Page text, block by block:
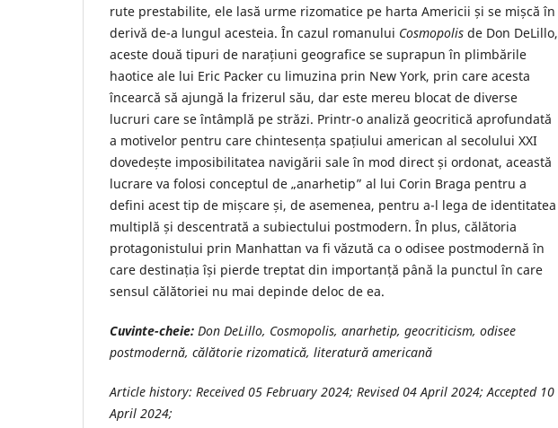
rute prestabilite, ele lasă urme rizomatice pe harta Americii și se mișcă în
derivă de-a lungul acesteia. În cazul romanului Cosmopolis de Don DeLillo,
aceste două tipuri de narațiuni geografice se suprapun în plimbările
haotice ale lui Eric Packer cu limuzina prin New York, prin care acesta
încearcă să ajungă la frizerul său, dar este mereu blocat de diverse
lucruri care se întâmplă pe străzi. Printr-o analiză geocritică aprofundată
a motivelor pentru care chintesența spațiului american al secolului XXI
dovedește imposibilitatea navigării sale în mod direct și ordonat, această
lucrare va folosi conceptul de „anarhetip” al lui Corin Braga pentru a
defini acest tip de mișcare și, de asemenea, pentru a-l lega de identitatea
multiplă și descentrată a subiectului postmodern. În plus, călătoria
protagonistului prin Manhattan va fi văzută ca o odisee postmodernă în
care destinația își pierde treptat din importanță până la punctul în care
sensul călătoriei nu mai depinde deloc de ea.
Cuvinte-cheie: Don DeLillo, Cosmopolis, anarhetip, geocriticism, odisee
postmodernă, călătorie rizomatică, literatură americană
Article history: Received 05 February 2024; Revised 04 April 2024; Accepted 10
April 2024;